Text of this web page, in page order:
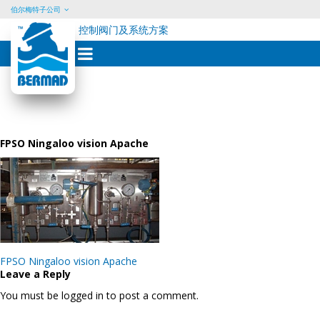
Skip
content
伯尔梅特子公司
控制阀门及系统方案
FPSO Ningaloo vision Apache
Post
navigation
FPSO Ningaloo vision Apache
Leave a Reply
You must be logged in to post a comment.